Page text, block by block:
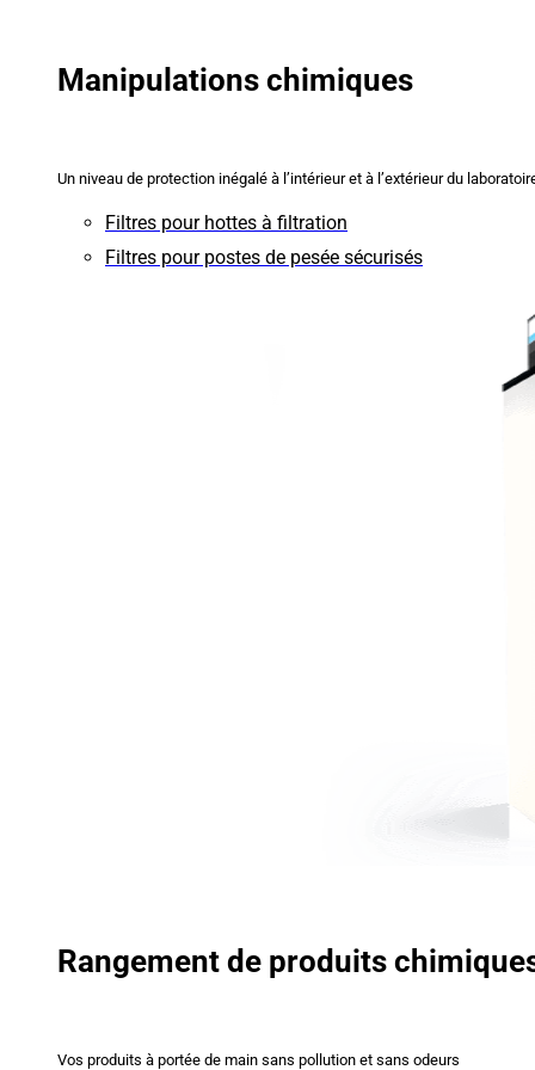
Manipulations chimiques
Un niveau de protection inégalé à l’intérieur et à l’extérieur du
Filtres pour hottes à filtration
Filtres pour postes de pesée sécurisés
Rangement de produits
Vos produits à portée de main sans pollution et sans odeurs